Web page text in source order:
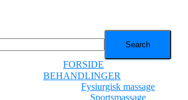
FORSIDE
BEHANDLINGER
Fysiurgisk massage
Sportsmassage